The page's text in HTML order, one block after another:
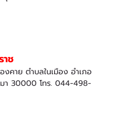
าช
คาย ตำบลในเมือง อำเภอ
มา 30000 โทร. 044-498-